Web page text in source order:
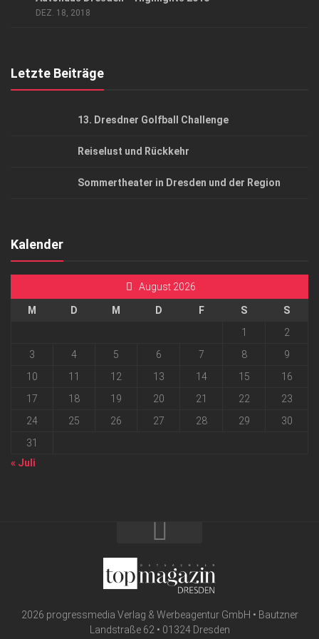
DEZ. 18, 2018
Letzte Beiträge
13. Dresdner Golfball Challenge
Reiselust und Rückkehr
Sommertheater in Dresden und der Region
Kalender
August 2026
M D M D F S
S
1
2
3
4 5 6 7 8
9
10
11 12 13 14 15
16
17
18 19 20 21 22
23
24
25 26 27 28 29
30
31
« Juli
2026 progressmedia Verlag & Werbeagentur GmbH • Bautzner
Landstraße 62 • 01324 Dresden